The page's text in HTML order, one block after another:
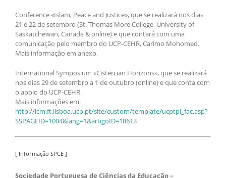
Conference «Islam, Peace and Justice», que se realizará nos dias
21 e 22 de setembro (St. Thomas More College, University of
Saskatchewan, Canada & online) e que contará com uma
comunicação pelo membro do UCP-CEHR, Carimo Mohomed.
Mais informação em anexo.
International Symposium «Cistercian Horizons», que se realizará
nos dias 29 de setembro a 1 de outubro (online) e que conta com
o apoio do UCP-CEHR.
Mais informações em:
http://icm.ft.lisboa.ucp.pt/site/custom/template/ucptpl_fac.asp?
SSPAGEID=1004&lang=1&artigoID=18613
[ Informação SPCE ]
Sociedade Portuguesa de Ciências da Educação –